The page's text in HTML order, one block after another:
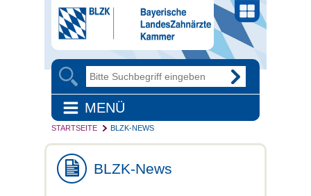
MENÜ
STARTSEITE BLZK-NEWS
BLZK-News